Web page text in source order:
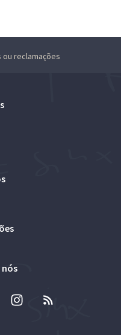
reclamações